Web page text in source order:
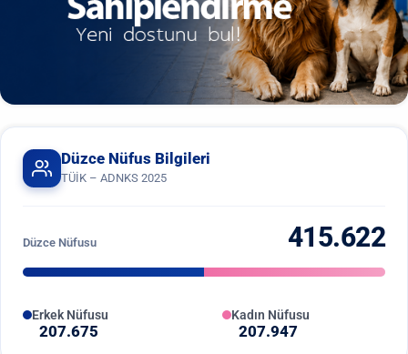
Düzce Nüfus Bilgileri
TÜİK – ADNKS 2025
Düzce Nüfusu 415.622
Erkek Nüfusu
207.675
Kadın Nüfusu
207.947